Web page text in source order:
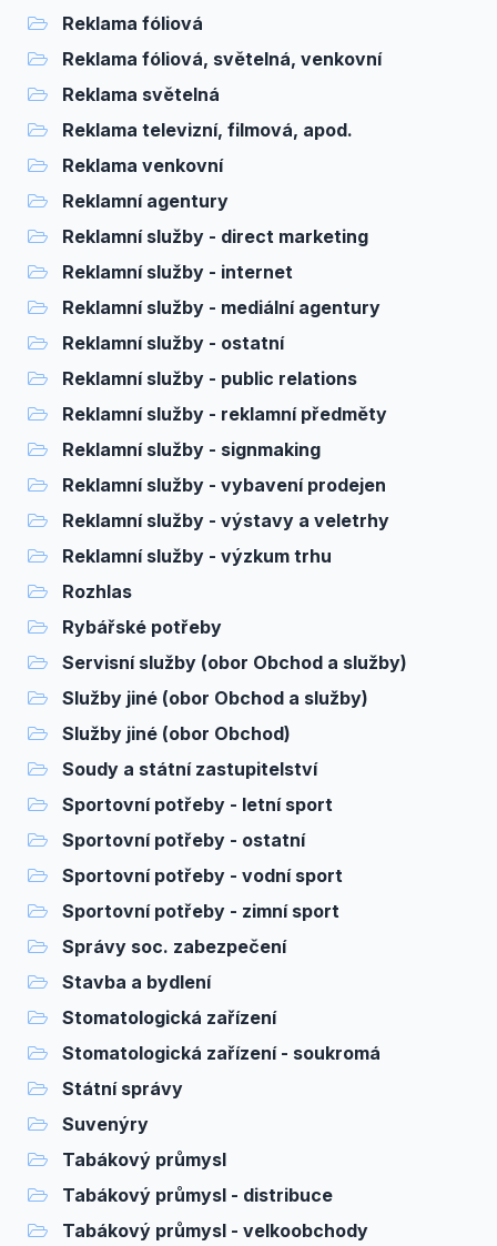
Reklama fóliová
Reklama fóliová, světelná, venkovní
Reklama světelná
Reklama televizní, filmová, apod.
Reklama venkovní
Reklamní agentury
Reklamní služby - direct marketing
Reklamní služby - internet
Reklamní služby - mediální agentury
Reklamní služby - ostatní
Reklamní služby - public relations
Reklamní služby - reklamní předměty
Reklamní služby - signmaking
Reklamní služby - vybavení prodejen
Reklamní služby - výstavy a veletrhy
Reklamní služby - výzkum trhu
Rozhlas
Rybářské potřeby
Servisní služby (obor Obchod a služby)
Služby jiné (obor Obchod a služby)
Služby jiné (obor Obchod)
Soudy a státní zastupitelství
Sportovní potřeby - letní sport
Sportovní potřeby - ostatní
Sportovní potřeby - vodní sport
Sportovní potřeby - zimní sport
Správy soc. zabezpečení
Stavba a bydlení
Stomatologická zařízení
Stomatologická zařízení - soukromá
Státní správy
Suvenýry
Tabákový průmysl
Tabákový průmysl - distribuce
Tabákový průmysl - velkoobchody